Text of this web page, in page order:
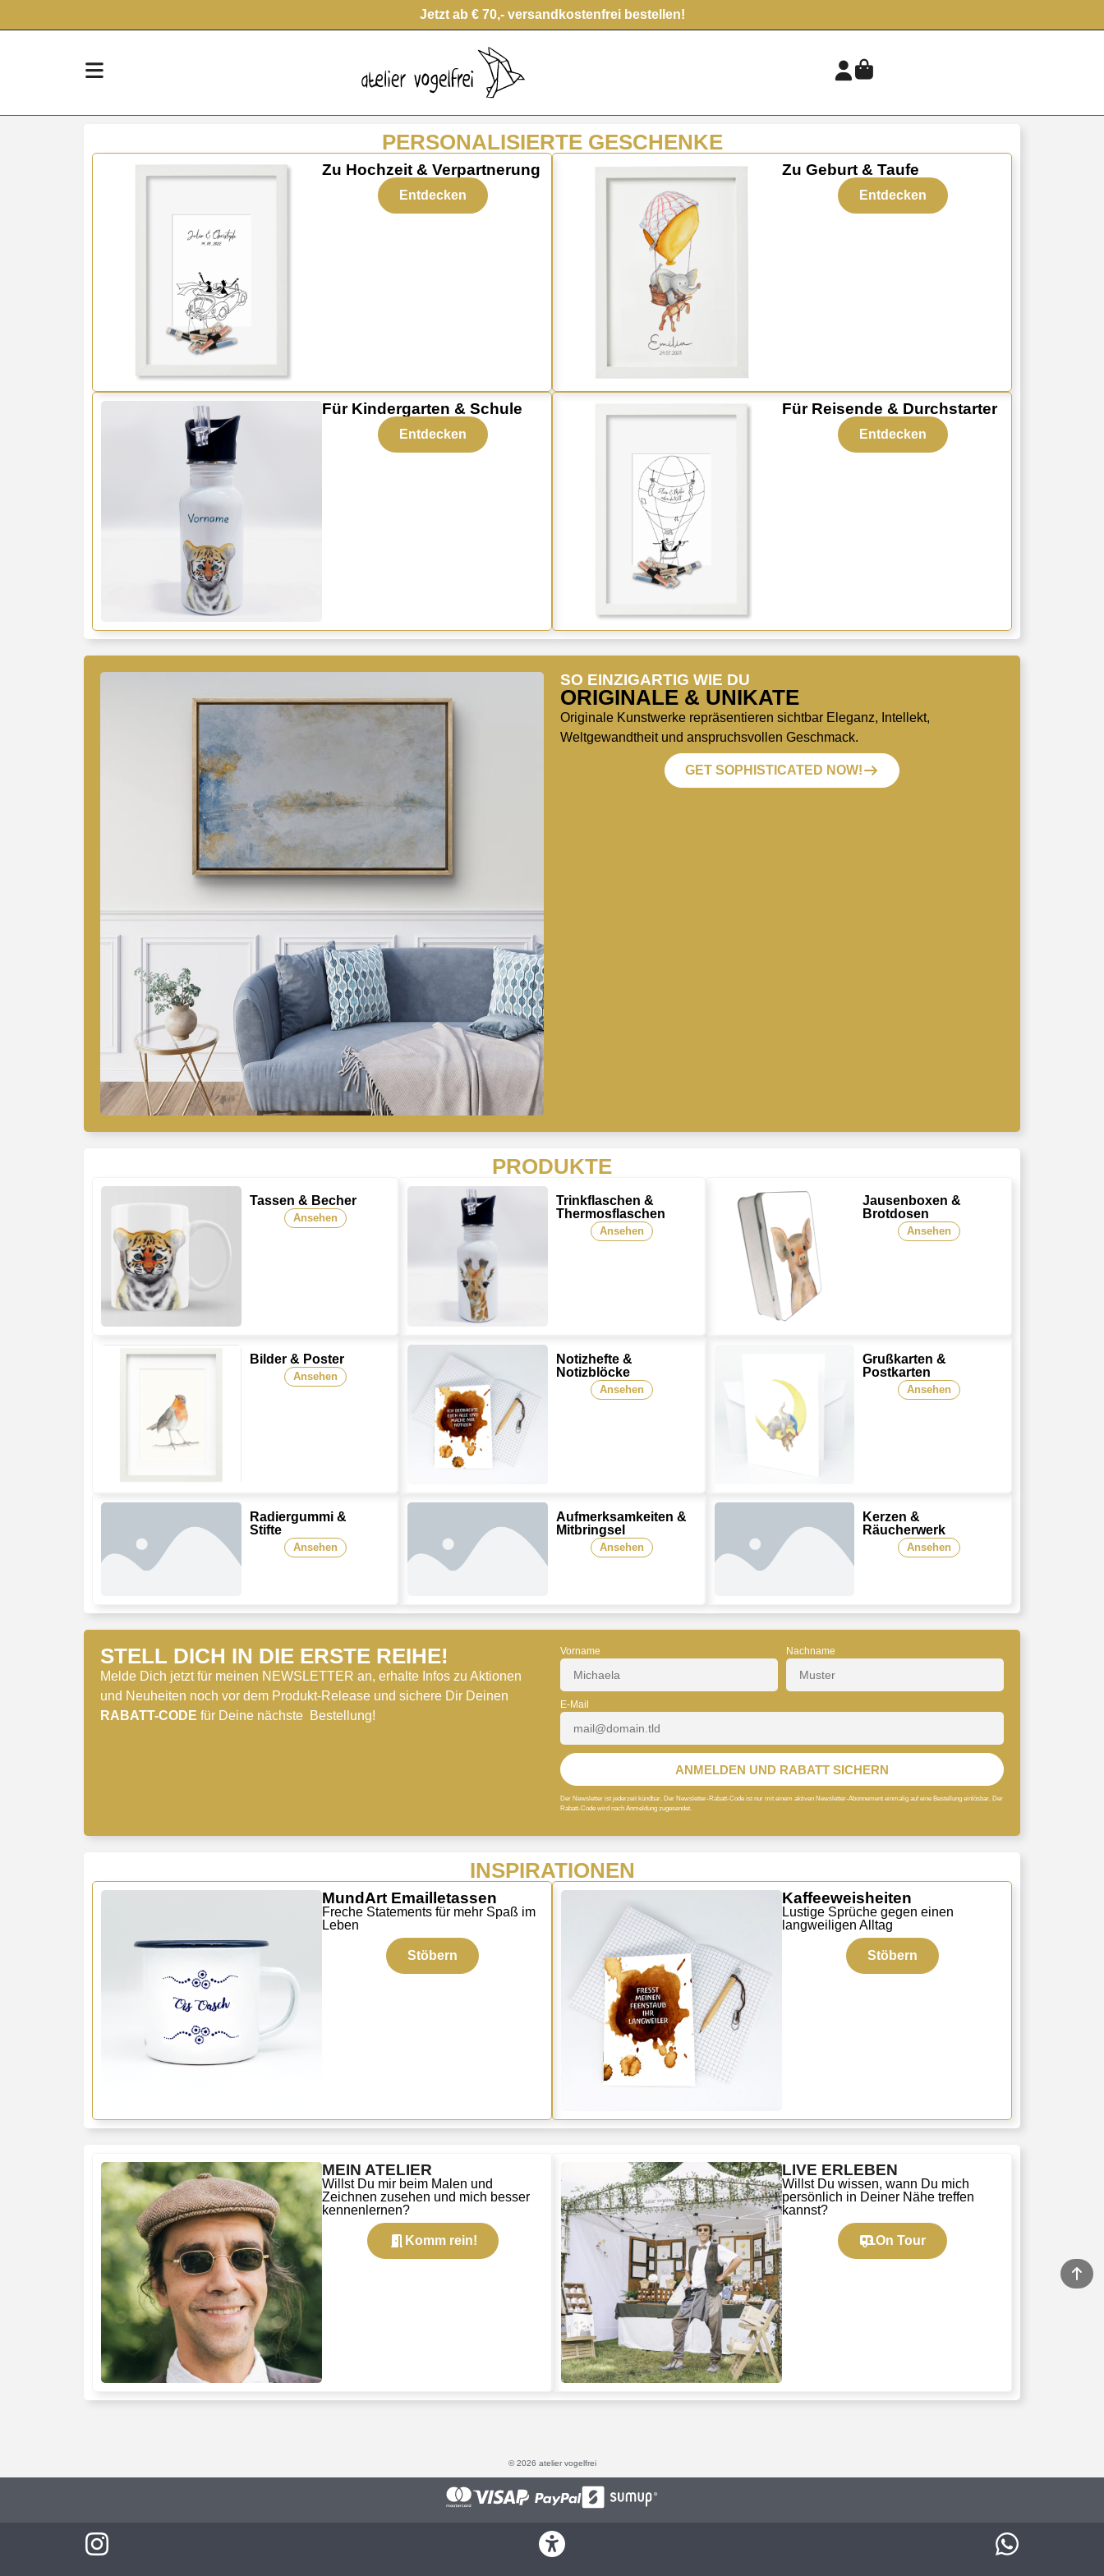
Jetzt ab € 70,- versandkostenfrei bestellen!
PERSONALISIERTE GESCHENKE
Zu Hochzeit & Verpartnerung
Entdecken
Zu Geburt & Taufe
Entdecken
Für Kindergarten & Schule
Entdecken
Für Reisende & Durchstarter
Entdecken
SO EINZIGARTIG WIE DU
ORIGINALE & UNIKATE
Originale Kunstwerke repräsentieren sichtbar Eleganz, Intellekt,
Weltgewandtheit und anspruchsvollen Geschmack.
GET SOPHISTICATED NOW!
PRODUKTE
Tassen & Becher
Ansehen
Trinkflaschen &
Thermosflaschen
Ansehen
Jausenboxen &
Brotdosen
Ansehen
Bilder & Poster
Ansehen
Notizhefte &
Notizblöcke
Ansehen
Grußkarten &
Postkarten
Ansehen
Radiergummi &
Stifte
Ansehen
Aufmerksamkeiten &
Mitbringsel
Ansehen
Kerzen &
Räucherwerk
Ansehen
STELL DICH IN DIE ERSTE REIHE!
Melde Dich jetzt für meinen NEWSLETTER an, erhalte Infos zu Aktionen
und Neuheiten noch vor dem Produkt-Release und sichere Dir Deinen
RABATT-CODE für Deine nächste Bestellung!
Vorname Nachname
E-Mail
ANMELDEN UND RABATT SICHERN
Der Newsletter ist jederzeit kündbar. Der Newsletter-Rabatt-Code ist nur mit einem aktiven Newsletter-Abonnement einmalig auf eine Bestellung einlösbar. Der
Rabatt-Code wird nach Anmeldung zugesendet.
INSPIRATIONEN
MundArt Emailletassen
Freche Statements für mehr Spaß im
Leben
Stöbern
Kaffeeweisheiten
Lustige Sprüche gegen einen
langweiligen Alltag
Stöbern
MEIN ATELIER
Willst Du mir beim Malen und
Zeichnen zusehen und mich besser
kennenlernen?
Komm rein!
LIVE ERLEBEN
Willst Du wissen, wann Du mich
persönlich in Deiner Nähe treffen
kannst?
On Tour
© 2026 atelier vogelfrei